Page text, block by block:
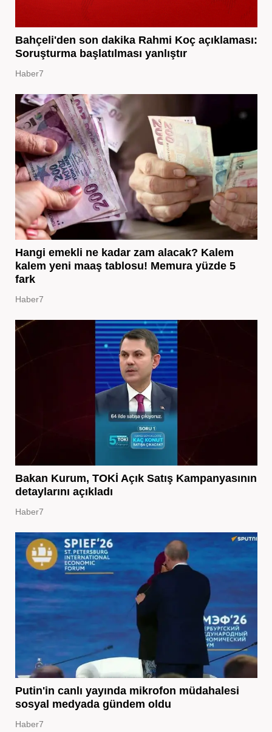
Bahçeli'den son dakika Rahmi Koç açıklaması:
Soruşturma başlatılması yanlıştır
Haber7
Hangi emekli ne kadar zam alacak? Kalem
kalem yeni maaş tablosu! Memura yüzde 5
fark
Haber7
Bakan Kurum, TOKİ Açık Satış Kampanyasının
detaylarını açıkladı
Haber7
Putin'in canlı yayında mikrofon müdahalesi
sosyal medyada gündem oldu
Haber7